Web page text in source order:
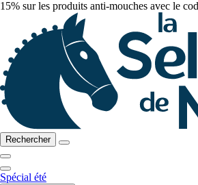
15% sur les produits anti-mouches avec le
Rechercher
Spécial été